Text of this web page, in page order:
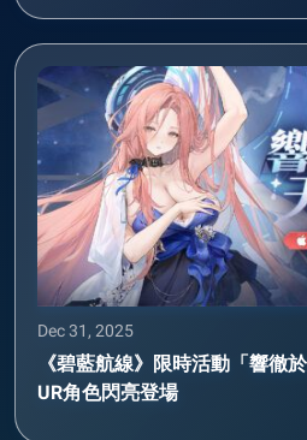
Dec 31, 2025
《碧藍航線》限時活動「響徹
UR角色閃亮登場